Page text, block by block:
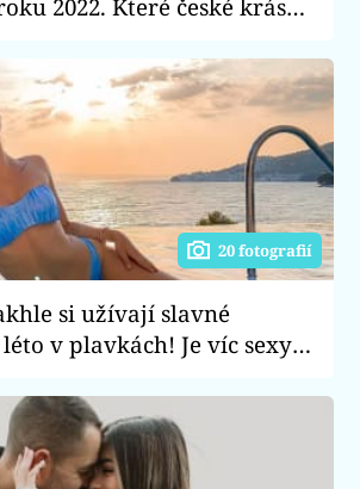
2022. Které české krásky
20 fotografií
si užívají slavné
v plavkách! Je víc sexy